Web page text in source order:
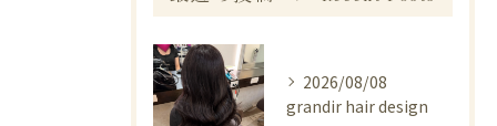
2026/08/08
grandir hair design